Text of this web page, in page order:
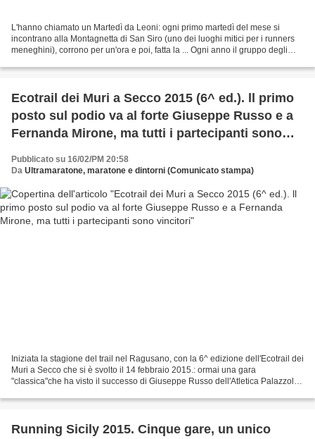
L'hanno chiamato un Martedì da Leoni: ogni primo martedì del mese si
incontrano alla Montagnetta di San Siro (uno dei luoghi mitici per i runners
meneghini), corrono per un'ora e poi, fatta la ... Ogni anno il gruppo degli
Ecotrail dei Muri a Secco 2015 (6^ ed.). ll primo
posto sul podio va al forte Giuseppe Russo e a
Fernanda Mirone, ma tutti i partecipanti sono
Pubblicato su 16/02/PM 20:58
Da Ultramaratone, maratone e dintorni (Comunicato stampa)
Iniziata la stagione del trail nel Ragusano, con la 6^ edizione dell'Ecotrail dei
Muri a Secco che si è svolto il 14 febbraio 2015.: ormai una gara
"classica"che ha visto il successo di Giuseppe Russo dell'Atletica Palazzolo
Running Sicily 2015. Cinque gare, un unico